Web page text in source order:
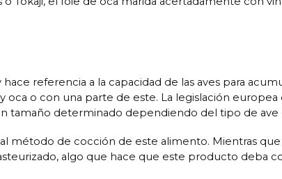
referencia a la capacidad de las aves para
o con una parte de este. La legislación
tamaño determinado dependiendo del tipo de ave
método de cocción de este alimento. Mientras que
algo que hace que este producto deba